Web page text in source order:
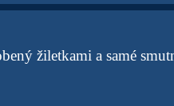
žiletkami a samé